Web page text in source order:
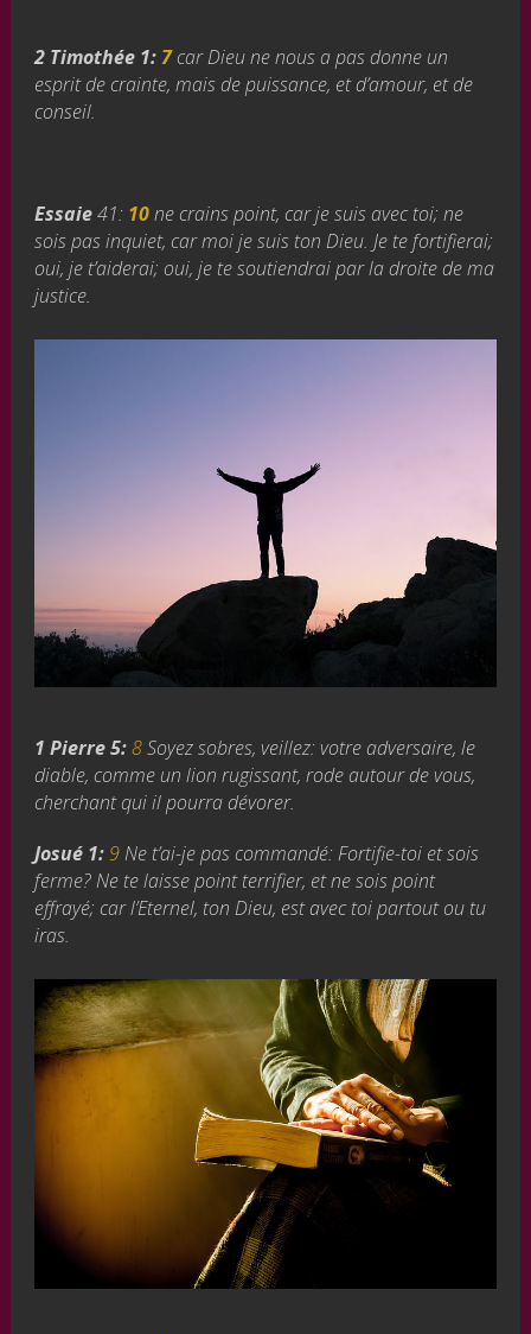
2 Timothée 1: 7 car Dieu ne nous a pas donne un
esprit de crainte, mais de puissance, et d’amour, et de
conseil.
Essaie41: 10ne crains point, car je suis avec toi; ne
sois pas inquiet, car moi je suis ton Dieu. Je te fortifierai;
oui, je t’aiderai; oui, je te soutiendrai par la droite de ma
justice.
1 Pierre 5:8Soyez sobres, veillez: votre adversaire, le
diable, comme un lion rugissant, rode autour de vous,
cherchant qui il pourra dévorer.
Josué 1:9Ne t’ai-je pas commandé: Fortifie-toi et sois
ferme? Ne te laisse point terrifier, et ne sois point
effrayé; car l’Eternel, ton Dieu, est avec toi partout ou tu
iras.